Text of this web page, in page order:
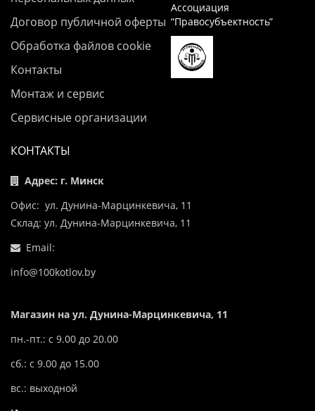
Договор публичной оферты
Обработка файлов cookie
Контакты
Монтаж и сервис
Сервисные организации
Ассоциация
“Правосубъектность”
КОНТАКТЫ
Адрес: г. Минск
Офис: ул. Дунина-Марцинкевича, 11
Склад: ул. Дунина-Марцинкевича, 11
Email:
info@100kotlov.by
Магазин на ул. Дунина-Марцинкевича, 11
пн.-пт.: с 9.00 до 20.00
сб.: с 9.00 до 15.00
вс.: выходной